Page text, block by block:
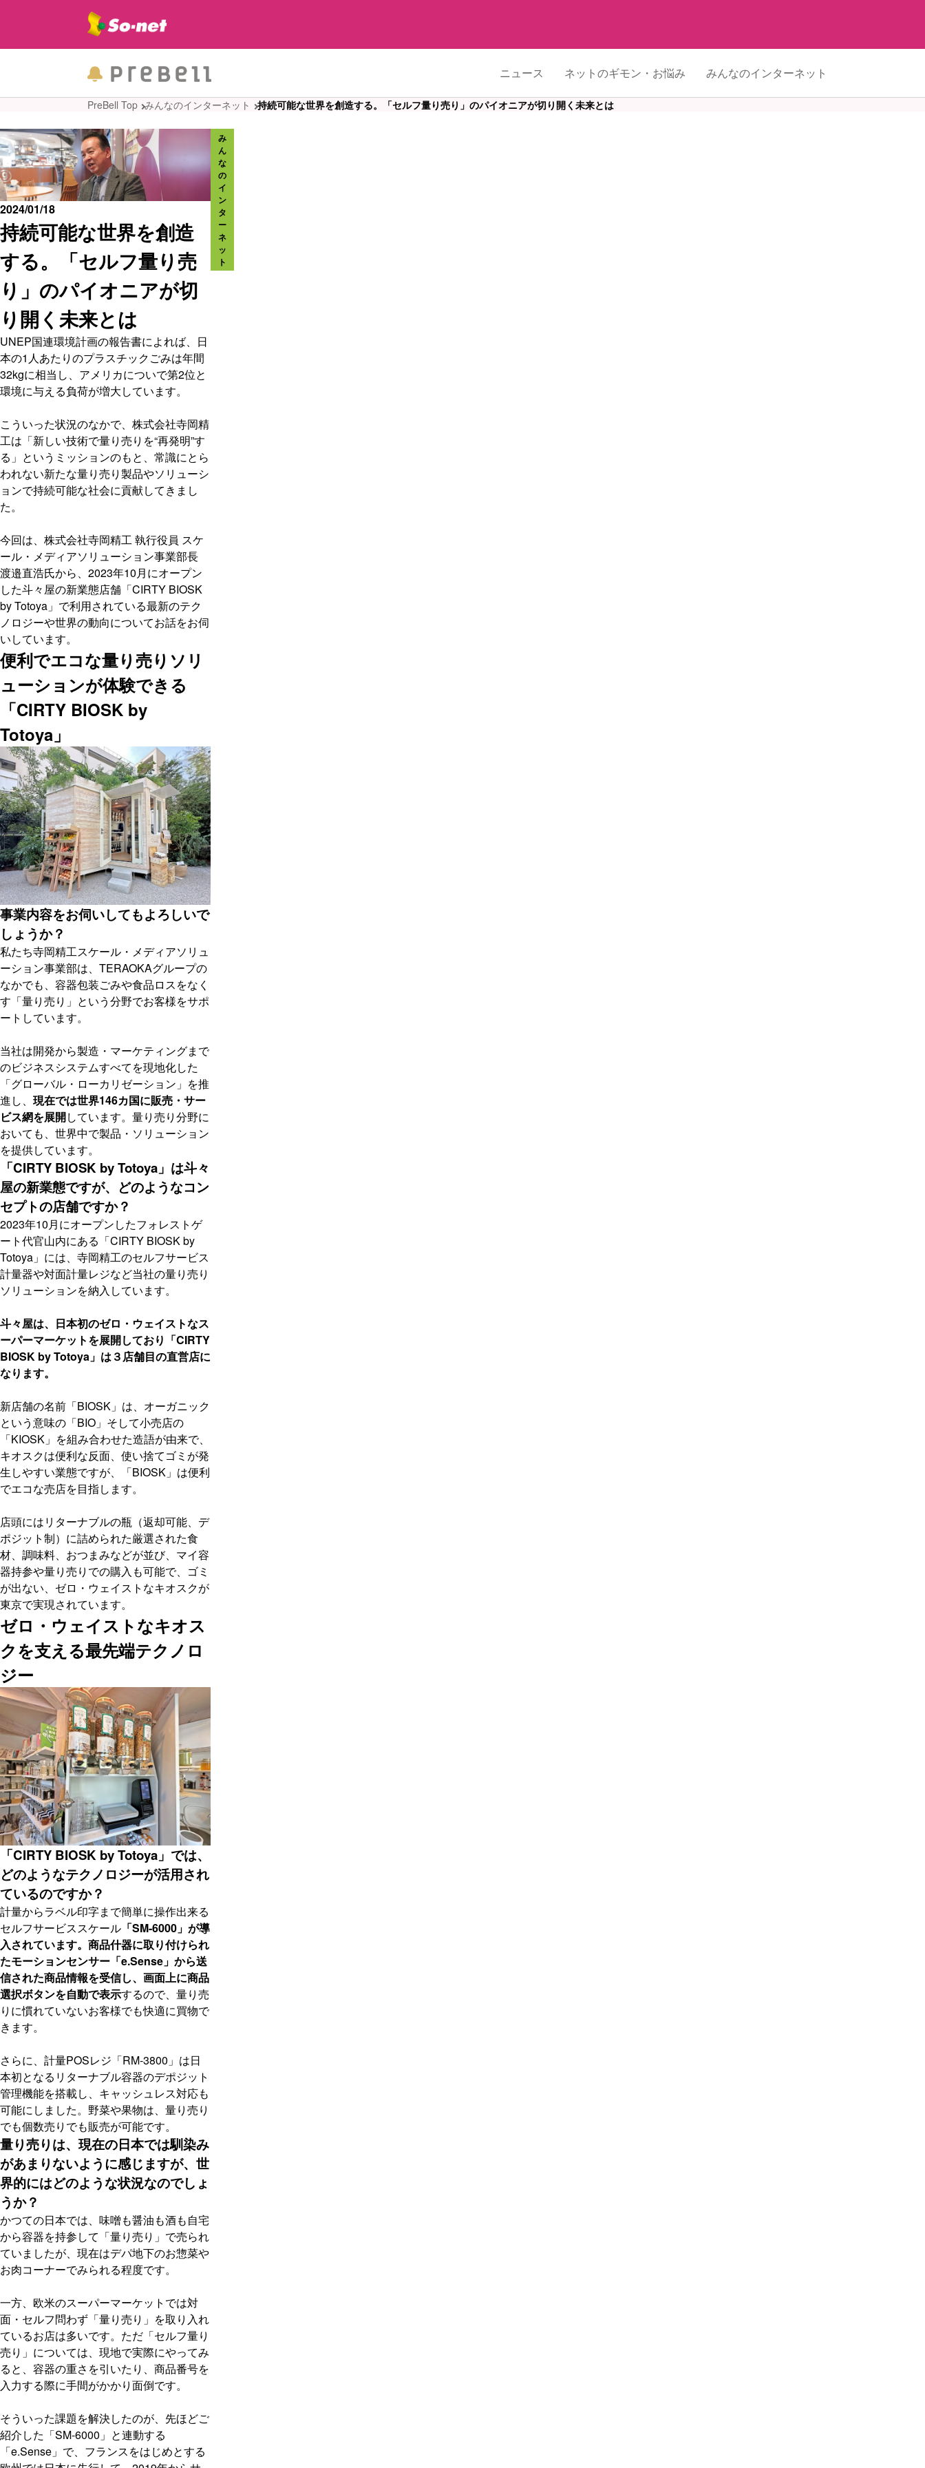
ニュース ネットのギモン・お悩み みんなのインターネット
PreBell Top みんなのインターネット 持続可能な世界を創造する。「セルフ量り売り」のパイオニアが切り開く未来とは
み
ん
な
の
イ
ン
タ
ー
ネ
ッ
ト
持続可能な世界を創造
する。「セルフ量り売
り」のパイオニアが切
り開く未来とは
2024/01/18
UNEP国連環境計画の報告書によれば、日
本の1人あたりのプラスチックごみは年間
32kgに相当し、アメリカについで第2位と
環境に与える負荷が増大しています。
こういった状況のなかで、株式会社寺岡精
工は「新しい技術で量り売りを“再発明”す
る」というミッションのもと、常識にとら
われない新たな量り売り製品やソリューシ
ョンで持続可能な社会に貢献してきまし
た。
今回は、株式会社寺岡精工 執行役員 スケ
ール・メディアソリューション事業部長
渡邉直浩氏から、2023年10月にオープン
した斗々屋の新業態店舗「CIRTY BIOSK
by Totoya」で利用されている最新のテク
ノロジーや世界の動向についてお話をお伺
いしています。
便利でエコな量り売りソリ
ューションが体験できる
「CIRTY BIOSK by
Totoya」
事業内容をお伺いしてもよろしいで
しょうか？
私たち寺岡精工スケール・メディアソリュ
ーション事業部は、TERAOKAグループの
なかでも、容器包装ごみや食品ロスをなく
す「量り売り」という分野でお客様をサポ
ートしています。
当社は開発から製造・マーケティングまで
のビジネスシステムすべてを現地化した
「グローバル・ローカリゼーション」を推
進し、 現在では世界146カ国に販売・サー
ビス網を展開しています。量り売り分野に
おいても、世界中で製品・ソリューション
を提供しています。
「CIRTY BIOSK by Totoya」は斗々
屋の新業態ですが、どのようなコン
セプトの店舗ですか？
2023年10月にオープンしたフォレストゲ
ート代官山内にある「CIRTY BIOSK by
Totoya」には、寺岡精工のセルフサービス
計量器や対面計量レジなど当社の量り売り
ソリューションを納入しています。
斗々屋は、日本初のゼロ・ウェイストなス
ーパーマーケットを展開しており「CIRTY
BIOSK by Totoya」は３店舗目の直営店に
なります。
新店舗の名前「BIOSK」は、オーガニック
という意味の「BIO」そして小売店の
「KIOSK」を組み合わせた造語が由来で、
キオスクは便利な反面、使い捨てゴミが発
生しやすい業態ですが、「BIOSK」は便利
でエコな売店を目指します。
店頭にはリターナブルの瓶（返却可能、デ
ポジット制）に詰められた厳選された食
材、調味料、おつまみなどが並び、マイ容
器持参や量り売りでの購入も可能で、ゴミ
が出ない、ゼロ・ウェイストなキオスクが
東京で実現されています。
ゼロ・ウェイストなキオス
クを支える最先端テクノロ
ジー
「CIRTY BIOSK by Totoya」では、
どのようなテクノロジーが活用され
ているのですか？
計量からラベル印字まで簡単に操作出来る
セルフサービススケール 「SM-6000」が導
入されています。商品什器に取り付けられ
たモーションセンサー「e.Sense」から送
信された商品情報を受信し、画面上に商品
選択ボタンを自動で表示するので、量り売
りに慣れていないお客様でも快適に買物で
きます。
さらに、計量POSレジ「RM-3800」は日
本初となるリターナブル容器のデポジット
管理機能を搭載し、キャッシュレス対応も
可能にしました。野菜や果物は、量り売り
でも個数売りでも販売が可能です。
量り売りは、現在の日本では馴染み
があまりないように感じますが、世
界的にはどのような状況なのでしょ
うか？
かつての日本では、味噌も醤油も酒も自宅
から容器を持参して「量り売り」で売られ
ていましたが、現在はデパ地下のお惣菜や
お肉コーナーでみられる程度です。
一方、欧米のスーパーマーケットでは対
面・セルフ問わず「量り売り」を取り入れ
ているお店は多いです。ただ「セルフ量り
売り」については、現地で実際にやってみ
ると、容器の重さを引いたり、商品番号を
入力する際に手間がかかり面倒です。
そういった課題を解決したのが、先ほどご
紹介した「SM-6000」と連動する
「e.Sense」で、フランスをはじめとする